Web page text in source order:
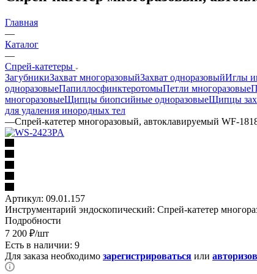
Главная
—
Каталог
—
Спрей-катетеры
ЗагубникиЗахват многоразовыйЗахват одноразовыйИглы
одноразовыеПапиллосфинктеротомыПетли многоразовые
многоразовыеЩипцы биопсийные одноразовыеЩипцы
для удаления инородных тел
—Спрей-катетер многоразовый, автоклавируемый WF-
Артикул: 09.01.157
Инструментарий эндоскопический: Спрей-катетер
Подробности
7 200 ₽/шт
Есть в наличии: 9
Для заказа необходимо зарегистрироваться или